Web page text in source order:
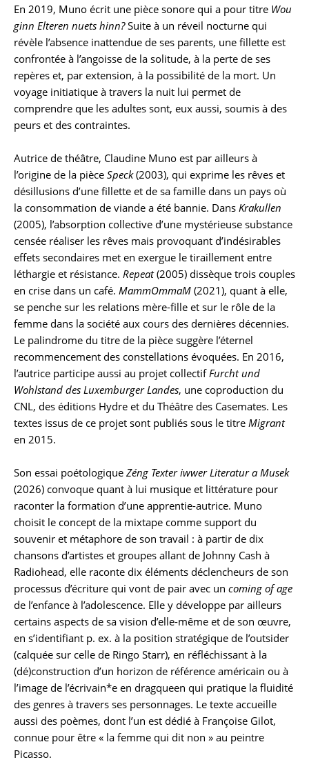
En 2019, Muno écrit une pièce sonore qui a pour titre Wou
ginn Elteren nuets hinn?Suite à un réveil nocturne qui
révèle l’absence inattendue de ses parents, une fillette est
confrontée à l’angoisse de la solitude, à la perte de ses
repères et, par extension, à la possibilité de la mort. Un
voyage initiatique à travers la nuit lui permet de
comprendre que les adultes sont, eux aussi, soumis à des
peurs et des contraintes.
Autrice de théâtre, Claudine Muno est par ailleurs à
l’origine de la pièce Speck(2003), qui exprime les rêves et
désillusions d’une fillette et de sa famille dans un pays où
la consommation de viande a été bannie. Dans Krakullen
(2005), l’absorption collective d’une mystérieuse substance
censée réaliser les rêves mais provoquant d’indésirables
effets secondaires met en exergue le tiraillement entre
léthargie et résistance. Repeat(2005) dissèque trois couples
en crise dans un café. MammOmmaM (2021), quant à elle,
se penche sur les relations mère-fille et sur le rôle de la
femme dans la société aux cours des dernières décennies.
Le palindrome du titre de la pièce suggère l’éternel
recommencement des constellations évoquées. En 2016,
l’autrice participe aussi au projet collectifFurcht und
Wohlstand des Luxemburger Landes, une coproduction du
CNL, des éditions Hydre et du Théâtre des Casemates. Les
textes issus de ce projet sont publiés sous le titre Migrant
en 2015.
Son essai poétologique Zéng Texter iwwer Literatur a Musek
(2026) convoque quant à lui musique et littérature pour
raconter la formation d’une apprentie-autrice. Muno
choisit le concept de la mixtape comme support du
souvenir et métaphore de son travail : à partir de dix
chansons d’artistes et groupes allant de Johnny Cash à
Radiohead, elle raconte dix éléments déclencheurs de son
processus d’écriture qui vont de pair avec un coming of age
de l’enfance à l’adolescence. Elle y développe par ailleurs
certains aspects de sa vision d’elle-même et de son œuvre,
en s’identifiant p. ex. à la position stratégique de l’outsider
(calquée sur celle de Ringo Starr), en réfléchissant à la
(dé)construction d’un horizon de référence américain ou à
l’image de l’écrivain*e en dragqueen qui pratique la fluidité
des genres à travers ses personnages. Le texte accueille
aussi des poèmes, dont l’un est dédié à Françoise Gilot,
connue pour être « la femme qui dit non » au peintre
Picasso.